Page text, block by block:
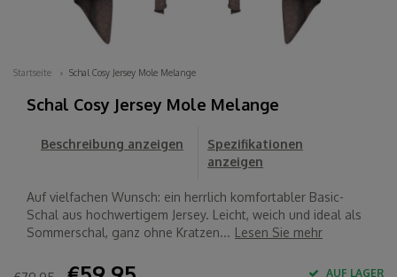
Startseite Schal Cosy Jersey Mole Melange
Schal Cosy Jersey Mole Melange
Beschreibung anzeigen
Spezifikationen
anzeigen
Auf vielfachen Wunsch: ein herrlich komfortabler Basic-
Schal aus hochwertigem Jersey. Leicht, weich und ideal als
Sommerschal, ganz ohne Kratzen... Lesen Sie mehr
AUF LAGER